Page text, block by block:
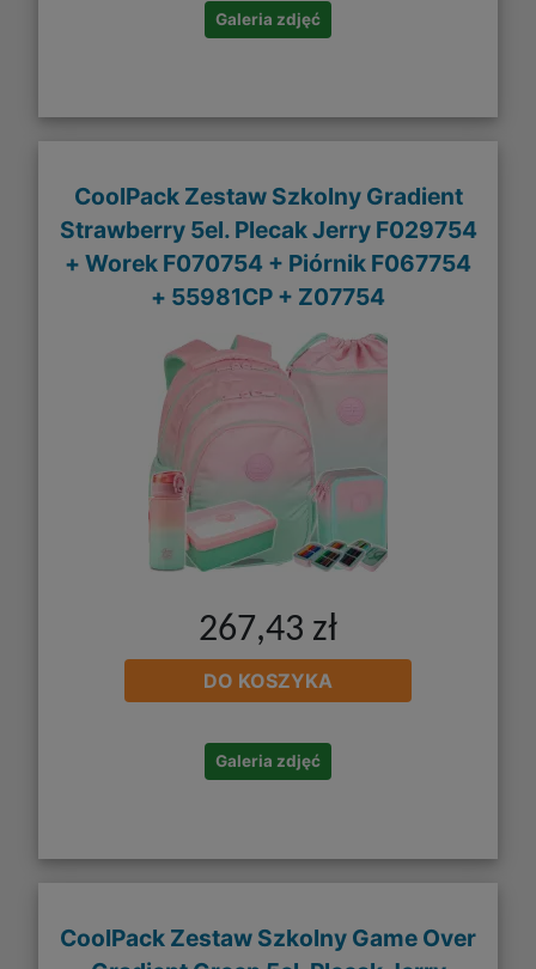
Galeria zdjęć
CoolPack Zestaw Szkolny Gradient
Strawberry 5el. Plecak Jerry F029754
+ Worek F070754 + Piórnik F067754
+ 55981CP + Z07754
267,43 zł
DO KOSZYKA
Galeria zdjęć
CoolPack Zestaw Szkolny Game Over